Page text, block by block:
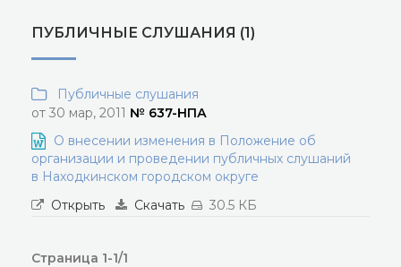
ПУБЛИЧНЫЕ СЛУШАНИЯ (1)
Публичные слушания
от 30 мар, 2011 № 637-НПА
О внесении изменения в Положение об
организации и проведении публичных слушаний
в Находкинском городском округе
Открыть
Скачать 30.5 КБ
Страница 1-1/1